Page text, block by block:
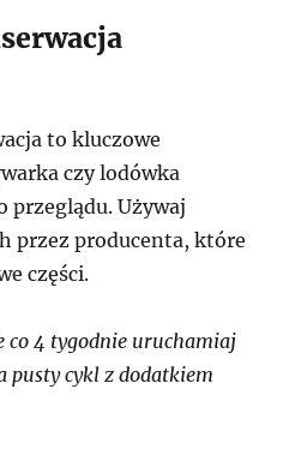
to kluczowe
czy lodówka
przeglądu. Używaj
przez producenta, które
części.
co 4 tygodnie uruchamiaj
pusty cykl z dodatkiem